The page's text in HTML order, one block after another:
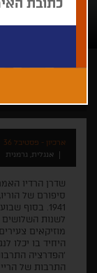
ארכיון - פסטיבל 36
אנגלית, גרמנית
שדרן הרדיו
סיפורם של
1941. בסוף
לשנות
מוזיקאים
היחיד בו יכלו
'הפדרציה
התרבות של